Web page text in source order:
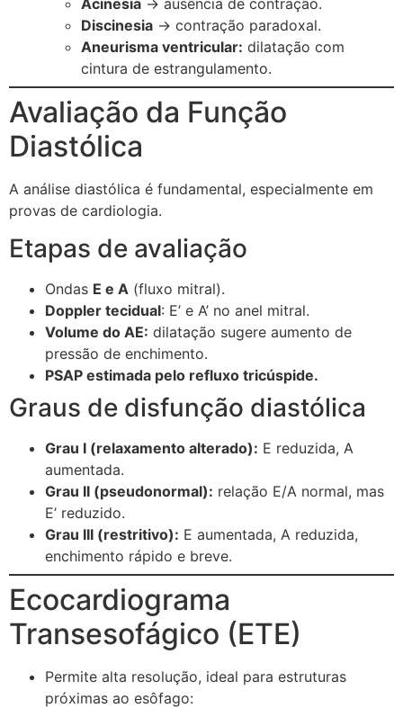
Discinesia → contração paradoxal.
Aneurisma ventricular: dilatação com
cintura de estrangulamento.
Avaliação da Função
Diastólica
A análise diastólica é fundamental, especialmente em
provas de cardiologia.
Etapas de avaliação
Ondas E e A (fluxo mitral).
Doppler tecidual: E’ e A’ no anel mitral.
Volume do AE: dilatação sugere aumento de
pressão de enchimento.
PSAP estimada pelo refluxo tricúspide.
Graus de disfunção diastólica
Grau I (relaxamento alterado): E reduzida, A
aumentada.
Grau II (pseudonormal): relação E/A normal, mas
E’ reduzido.
Grau III (restritivo): E aumentada, A reduzida,
enchimento rápido e breve.
Ecocardiograma
Transesofágico (ETE)
Permite alta resolução, ideal para estruturas
próximas ao esôfago: